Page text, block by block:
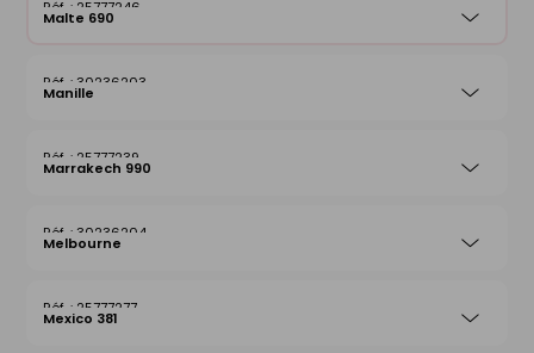
25777246
Malte 690
30236203
Manille
25777239
Marrakech 990
30236204
Melbourne
25777277
Mexico 381